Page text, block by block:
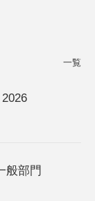
一覧
般部門